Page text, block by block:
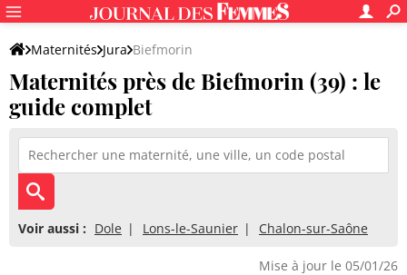
Maternités Jura Biefmorin
Maternités près de Biefmorin (39) : le
guide complet
Voir aussi : Dole Lons-le-Saunier Chalon-sur-Saône
Mise à jour le 05/01/26